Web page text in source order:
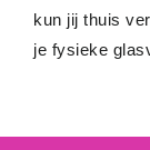
kun jij thuis
je fysieke